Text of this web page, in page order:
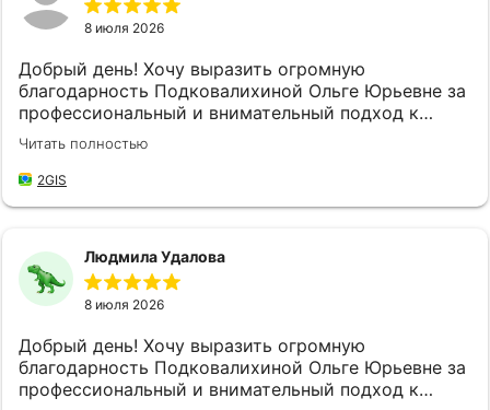
8 июля 2026
Добрый день! Хочу выразить огромную
благодарность Подковалихиной Ольге Юрьевне за
профессиональный и внимательный подход к
своей работе, за качественное и быстрое
обслуживание! Не впервые обращаюсь в "
Страховой Дом ДБК", и каждый раз меня приятно
потребности и предложить наилучшие решения,
что значительно упрощает мой процесс
оформления документов и решение возникших
внимательности, я всегда чувствую себя уверенно
и спокойно, зная, что нахожусь в надёжных руках.
Благодаря усилиям Ольги Юрьевны, все мои
Читать полностью
2GIS
Людмила Удалова
8 июля 2026
Добрый день! Хочу выразить огромную
благодарность Подковалихиной Ольге Юрьевне за
профессиональный и внимательный подход к